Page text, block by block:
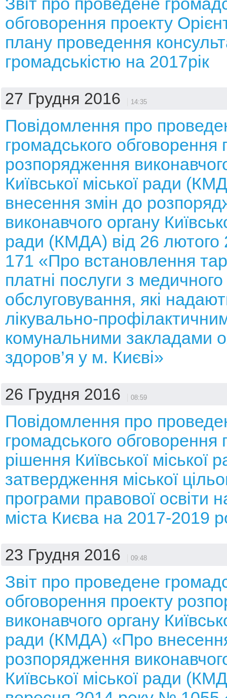
обговорення проекту
плану проведення
громадськістю на 2017рік
27 Грудня 2016 14:35
Повідомлення про
громадського обговорення
розпорядження
Київської міської ради
внесення змін до
виконавчого органу
ради (КМДА) від 26
171 «Про встановлення
платні послуги з медичного
обслуговування, які
лікувально-
комунальними закладами
здоров’я у м. Києві»
26 Грудня 2016 08:59
Повідомлення про
громадського обговорення
рішення Київської міської
затвердження міської
програми правової освіти
міста Києва на 2017-2019
23 Грудня 2016 09:48
Звіт про проведене
обговорення проекту
виконавчого органу
ради (КМДА) «Про
розпорядження
Київської міської ради